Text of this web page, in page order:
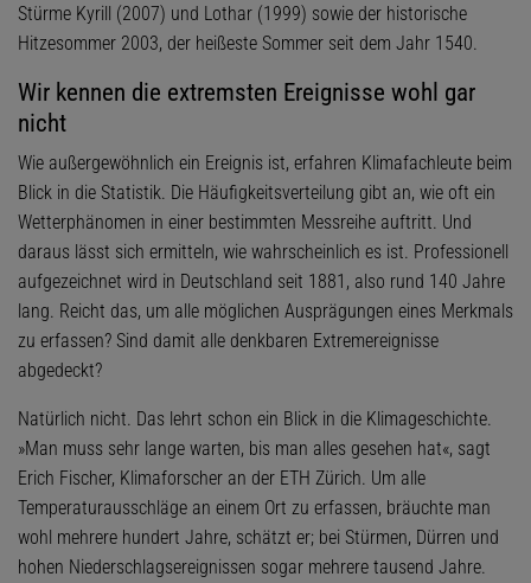
Stürme Kyrill (2007) und Lothar (1999) sowie der historische
Hitzesommer 2003, der heißeste Sommer seit dem Jahr 1540.
Wir kennen die extremsten Ereignisse wohl gar
nicht
Wie außergewöhnlich ein Ereignis ist, erfahren Klimafachleute beim
Blick in die Statistik. Die Häufigkeitsverteilung gibt an, wie oft ein
Wetterphänomen in einer bestimmten Messreihe auftritt. Und
daraus lässt sich ermitteln, wie wahrscheinlich es ist. Professionell
aufgezeichnet wird in Deutschland seit 1881, also rund 140 Jahre
lang. Reicht das, um alle möglichen Ausprägungen eines Merkmals
zu erfassen? Sind damit alle denkbaren Extremereignisse
abgedeckt?
Natürlich nicht. Das lehrt schon ein Blick in die Klimageschichte.
»Man muss sehr lange warten, bis man alles gesehen hat«, sagt
Erich Fischer, Klimaforscher an der ETH Zürich. Um alle
Temperaturausschläge an einem Ort zu erfassen, bräuchte man
wohl mehrere hundert Jahre, schätzt er; bei Stürmen, Dürren und
hohen Niederschlagsereignissen sogar mehrere tausend Jahre.